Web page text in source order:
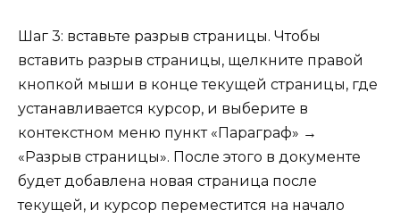
Шаг 3: вставьте разрыв страницы. Чтобы
вставить разрыв страницы, щелкните правой
кнопкой мыши в конце текущей страницы, где
устанавливается курсор, и выберите в
контекстном меню пункт «Параграф» →
«Разрыв страницы». После этого в документе
будет добавлена новая страница после
текущей, и курсор переместится на начало